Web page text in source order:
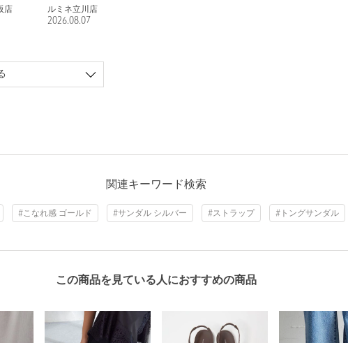
店
心地も抜群な推しサンダル
✨
ルミネ立川店
2026.08.07
関連キーワード検索
#こなれ感 ゴールド #サンダル シルバー #ストラップ #トングサンダル
この商品を見ている人におすすめの商品